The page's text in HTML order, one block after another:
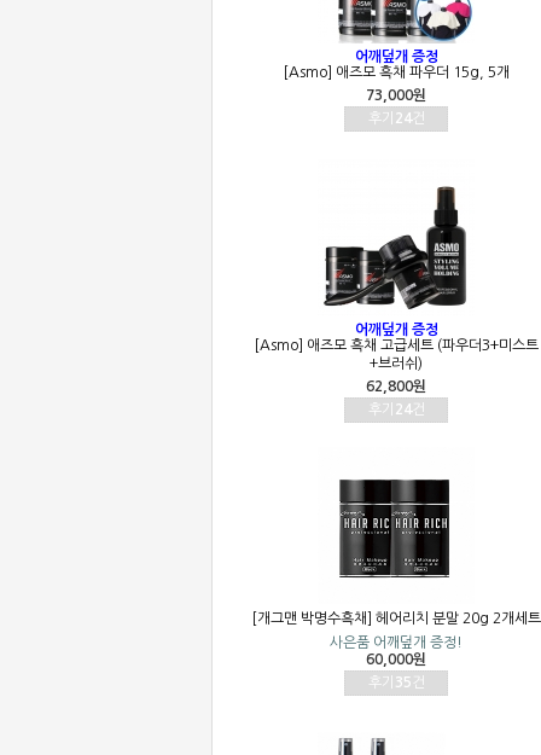
어깨덮개 증정
[Asmo] 애즈모 흑채 파우더 15g, 5개
73,000원
후기 24건
어깨덮개 증정
[Asmo] 애즈모 흑채 고급세트 (파우더3+미스트
+브러쉬)
62,800원
후기 24건
[개그맨 박명수흑채] 헤어리치 분말 20g 2개세트
사은품 어깨덮개 증정!
60,000원
후기 35 건